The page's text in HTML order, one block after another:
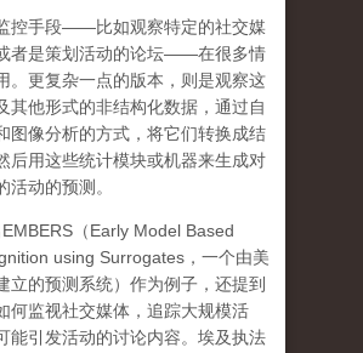
控手段——比如观察特定的社交媒
者是策划活动的论坛——在很多情
。更复杂一点的版本，则是观察这
其他形式的非结构化数据，通过自
图像分析的方式，将它们转换成结
后用这些统计模块或机器来生成对
活动的预测。
（Early Model Based
using Surrogates，一个由美
立的预测系统）作为例子，还提到
何监视社交媒体，追踪大规模活
能引发活动的讨论内容。埃及执法